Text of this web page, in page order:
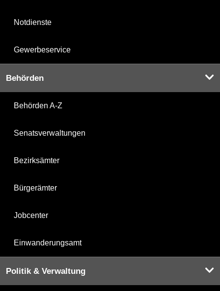
Notdienste
Gewerbeservice
Behörden
Behörden A-Z
Senatsverwaltungen
Bezirksämter
Bürgerämter
Jobcenter
Einwanderungsamt
Politik & Verwaltung